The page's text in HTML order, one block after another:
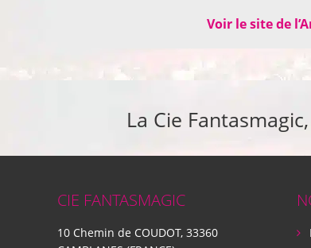
Voir le site de
La Cie
CIE FANTASMAGIC
10 Chemin de COUDOT, 33360